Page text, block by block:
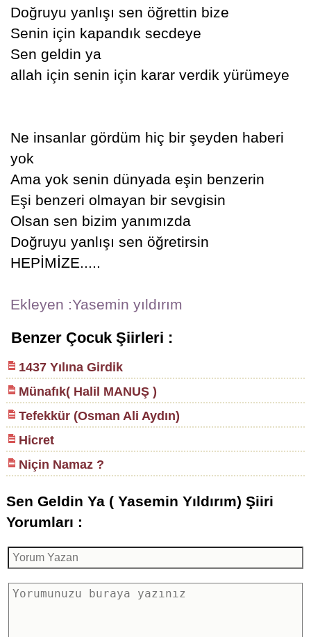
Doğruyu yanlışı sen öğrettin bize
Senin için kapandık secdeye
Sen geldin ya
allah için senin için karar verdik yürümeye
Ne insanlar gördüm hiç bir şeyden haberi
yok
Ama yok senin dünyada eşin benzerin
Eşi benzeri olmayan bir sevgisin
Olsan sen bizim yanımızda
Doğruyu yanlışı sen öğretirsin
HEPİMİZE.....
Ekleyen :Yasemin yıldırım
Benzer Çocuk Şiirleri :
1437 Yılına Girdik
Münafık( Halil MANUŞ )
Tefekkür (Osman Ali Aydın)
Hicret
Niçin Namaz ?
Sen Geldin Ya ( Yasemin Yıldırım) Şiiri
Yorumları :